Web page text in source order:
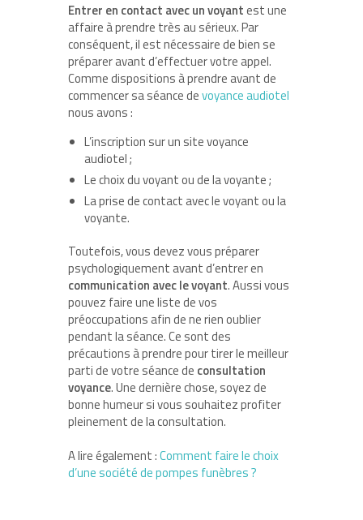
Entrer en contact avec un voyantest une
affaire à prendre très au sérieux. Par
conséquent, il est nécessaire de bien se
préparer avant d’effectuer votre appel.
Comme dispositions à prendre avant de
commencer sa séance devoyance audiotel
nous avons :
L’inscription sur un site voyance
audiotel ;
Le choix du voyant ou de la voyante ;
La prise de contact avec le voyant ou la
voyante.
Toutefois, vous devez vous préparer
psychologiquement avant d’entrer en
communication avec le voyant. Aussi vous
pouvez faire une liste de vos
préoccupations afin de ne rien oublier
pendant la séance. Ce sont des
précautions à prendre pour tirer le meilleur
parti de votre séance de consultation
voyance. Une dernière chose, soyez de
bonne humeur si vous souhaitez profiter
pleinement de la consultation.
A lire également :Comment faire le choix
d’une société de pompes funèbres ?